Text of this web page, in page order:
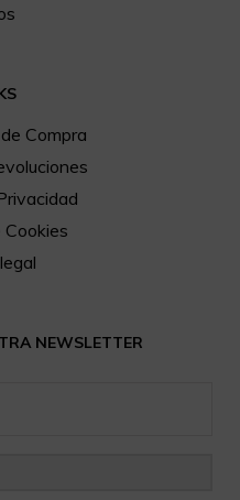
Compra
Cookies
NEWSLETTER